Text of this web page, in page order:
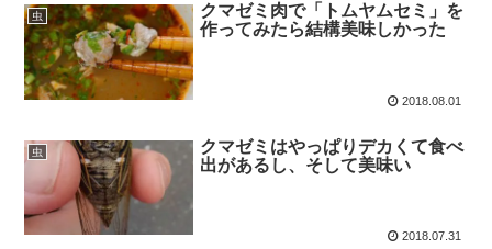
虫
クマゼミ肉で「トムヤムセミ」を
作ってみたら結構美味しかった
2018.08.01
虫
クマゼミはやっぱりデカくて食べ
出があるし、そして美味い
2018.07.31